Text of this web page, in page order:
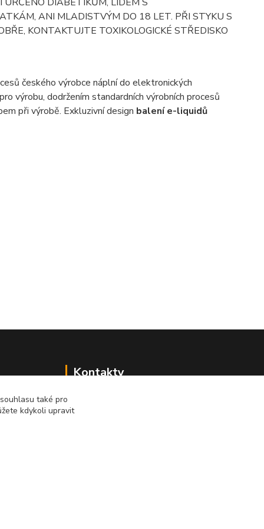
ANI MLADISTVÝM DO 18 LET. PŘI STYKU S
KONTAKTUJTE TOXIKOLOGICKÉ STŘEDISKO
českého výrobce náplní do elektronických
výrobu, dodržením standardních výrobních procesů
při výrobě. Exkluzivní design balení e-liquidů
Kontakty
Renáta Dimtová
+420 731 077 869
také pro
kdykoli upravit